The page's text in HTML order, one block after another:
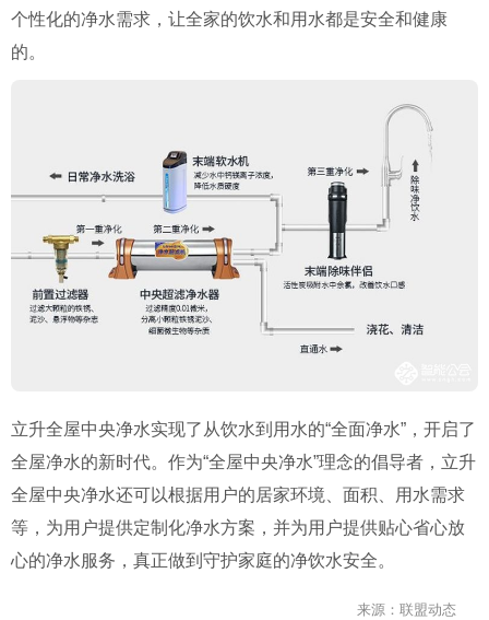
个性化的净水需求，让全家的饮水和用水都是安全和健康
的。
立升全屋中央净水实现了从饮水到用水的“全面净水”，开启了
全屋净水的新时代。作为“全屋中央净水”理念的倡导者，立升
全屋中央净水还可以根据用户的居家环境、面积、用水需求
等，为用户提供定制化净水方案，并为用户提供贴心省心放
心的净水服务，真正做到守护家庭的净饮水安全。
来源：联盟动态